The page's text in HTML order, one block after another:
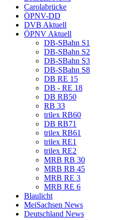
Carolabrücke
ÖPNV-DD
DVB Aktuell
ÖPNV Aktuell
DB-SBahn S1
DB-SBahn S2
DB-SBahn S3
DB-SBahn S8
DB RE 15
DB - RE 18
DB RB50
RB 33
trilex RB60
DB RB71
trilex RB61
trilex RE1
trilex RE2
MRB RB 30
MRB RB 45
MRB RE 3
MRB RE 6
Blaulicht
MeiSachsen News
Deutschland News